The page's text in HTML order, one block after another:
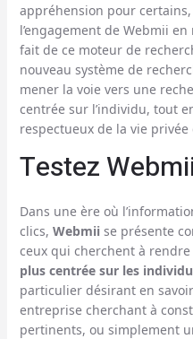
appréhension pour
l’engagement de Webmii
fait de ce moteur de
nouveau système de
mener la voie vers une
centrée sur l’individu, tout
respectueux de la vie privée
Testez
Dans une ère où
clics, Webmiise présente
ceux qui cherchent à
plus centrée sur les
particulier désirant en
entreprise cherchant à
pertinents, ou simplement